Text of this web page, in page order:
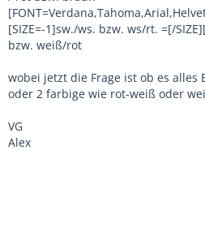
[SIZE=-1]sw./ws. bzw. ws/rt. =[/
bzw. weiß/rot
wobei jetzt die Frage ist ob es alles
oder 2 farbige wie rot-weiß oder
VG
Alex